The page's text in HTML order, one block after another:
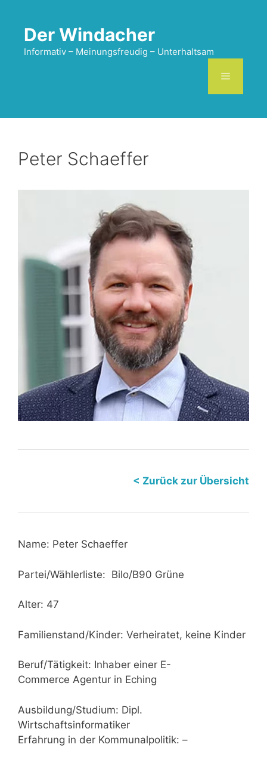
springenDer Windacher
Informativ – Meinungsfreudig – Unterhaltsam
Peter Schaeffer
< Zurück zur Übersicht
Name: Peter Schaeffer
Partei/Wählerliste: Bilo/B90 Grüne
Alter: 47
Familienstand/Kinder: Verheiratet, keine Kinder
Beruf/Tätigkeit: Inhaber einer E-
Commerce Agentur in Eching
Ausbildung/Studium: Dipl.
Wirtschaftsinformatiker
Erfahrung in der Kommunalpolitik: –